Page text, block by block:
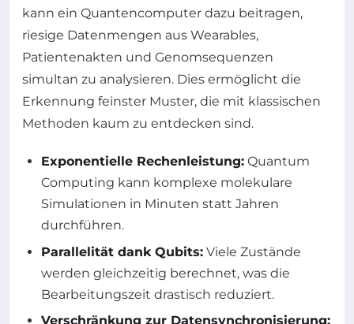
kann ein Quantencomputer dazu beitragen,
riesige Datenmengen aus Wearables,
Patientenakten und Genomsequenzen
simultan zu analysieren. Dies ermöglicht die
Erkennung feinster Muster, die mit klassischen
Methoden kaum zu entdecken sind.
Exponentielle Rechenleistung: Quantum
Computing kann komplexe molekulare
Simulationen in Minuten statt Jahren
durchführen.
Parallelität dank Qubits: Viele Zustände
werden gleichzeitig berechnet, was die
Bearbeitungszeit drastisch reduziert.
Verschränkung zur Datensynchronisierung: